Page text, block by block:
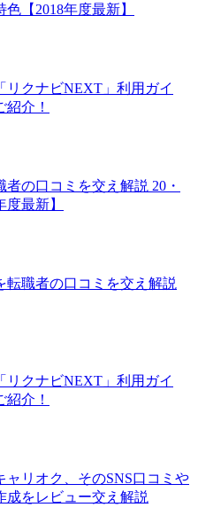
【2018年度最新】
リクナビNEXT」利用ガイ
介！
の口コミを交え解説 20・
最新】
転職者の口コミを交え解説
リクナビNEXT」利用ガイ
介！
リオク、そのSNS口コミや
成をレビュー交え解説